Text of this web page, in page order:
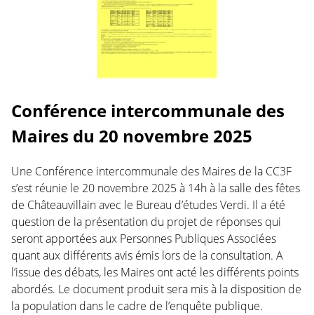
Conférence intercommunale des
Maires du 20 novembre 2025
Une Conférence intercommunale des Maires de la CC3F
s’est réunie le 20 novembre 2025 à 14h à la salle des fêtes
de Châteauvillain avec le Bureau d’études Verdi. Il a été
question de la présentation du projet de réponses qui
seront apportées aux Personnes Publiques Associées
quant aux différents avis émis lors de la consultation. A
l’issue des débats, les Maires ont acté les différents points
abordés. Le document produit sera mis à la disposition de
la population dans le cadre de l’enquête publique.